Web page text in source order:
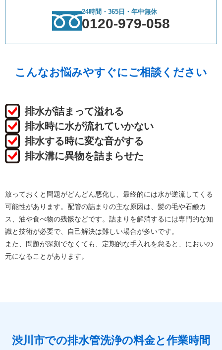
24時間・365日・年中無休
0120-979-058
こんなお悩みやすぐにご相談ください
排水が詰まって溢れる
排水時に水が流れていかない
排水する時に変な音がする
排水溝に異物を詰まらせた
放っておくと問題がどんどん悪化し、最終的には水が逆流してくる
可能性があります。配管の詰まりの主な原因は、髪の毛や石鹸カ
ス、油や食べ物の残骸などです。詰まりを解消するには専門的な知
識と技術が必要で、自己解決は難しい場合が多いです。
また、問題が深刻でなくても、定期的な手入れを怠ると、においの
元になることがあります。
渋川市での排水管洗浄の料金と作業時間